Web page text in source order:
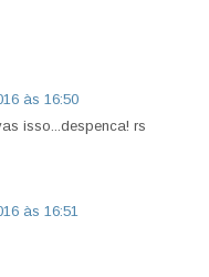
às 16:50
isso...despenca! rs
às 16:51